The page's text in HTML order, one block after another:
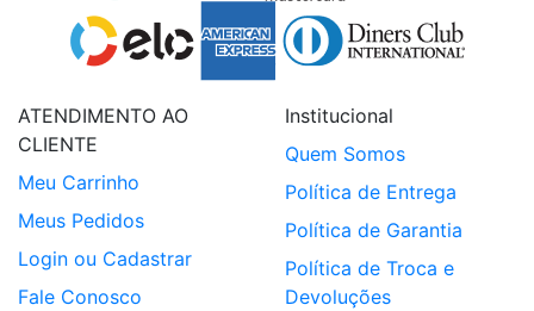
ATENDIMENTO AO
CLIENTE
Meu Carrinho
Meus Pedidos
Login ou Cadastrar
Fale Conosco
Institucional
Quem Somos
Política de Entrega
Política de Garantia
Política de Troca e
Devoluções